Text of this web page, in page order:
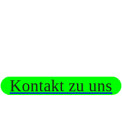
Kontakt zu uns